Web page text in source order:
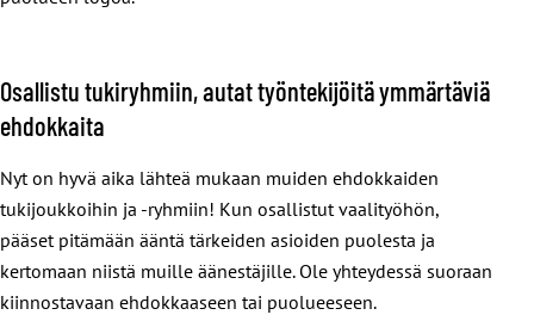
Osallistu tukiryhmiin, autat työntekijöitä ymmärtäviä
ehdokkaita
Nyt on hyvä aika lähteä mukaan muiden ehdokkaiden
tukijoukkoihin ja -ryhmiin! Kun osallistut vaalityöhön,
pääset pitämään ääntä tärkeiden asioiden puolesta ja
kertomaan niistä muille äänestäjille. Ole yhteydessä suoraan
kiinnostavaan ehdokkaaseen tai puolueeseen.